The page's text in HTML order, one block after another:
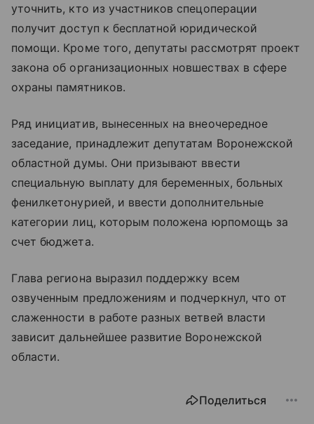
уточнить, кто из участников спецоперации
получит доступ к бесплатной юридической
помощи. Кроме того, депутаты рассмотрят проект
закона об организационных новшествах в сфере
охраны памятников.
Ряд инициатив, вынесенных на внеочередное
заседание, принадлежит депутатам Воронежской
областной думы. Они призывают ввести
специальную выплату для беременных, больных
фенилкетонурией, и ввести дополнительные
категории лиц, которым положена юрпомощь за
счет бюджета.
Глава региона выразил поддержку всем
озвученным предложениям и подчеркнул, что от
слаженности в работе разных ветвей власти
зависит дальнейшее развитие Воронежской
области.
Поделиться